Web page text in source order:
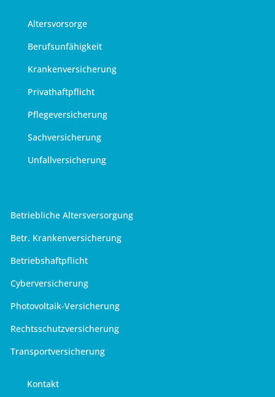
Altersvorsorge
Berufsunfähigkeit
Krankenversicherung
Privathaftpflicht
Pflegeversicherung
Sachversicherung
Unfallversicherung
Betriebliche Altersversorgung
Betr. Krankenversicherung
Betriebshaftpflicht
Cyberversicherung
Photovoltaik-Versicherung
Rechtsschutzversicherung
Transportversicherung
Kontakt